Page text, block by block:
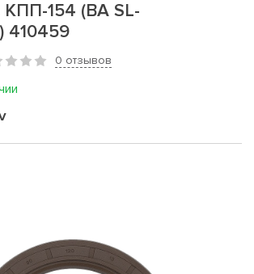
КПП-154 (BA SL-
410459
0 отзывов